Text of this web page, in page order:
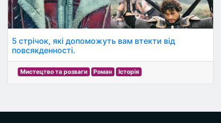
5 стрічок, які допоможуть вам втекти від
повсякденності.
Мистецтво та розваги Роман Історія